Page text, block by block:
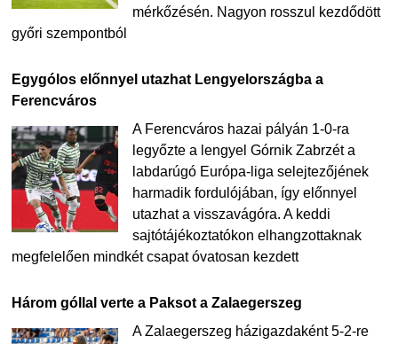
mérkőzésén. Nagyon rosszul kezdődött
győri szempontból
Egygólos előnnyel utazhat Lengyelországba a
Ferencváros
A Ferencváros hazai pályán 1-0-ra
legyőzte a lengyel Górnik Zabrzét a
labdarúgó Európa-liga selejtezőjének
harmadik fordulójában, így előnnyel
utazhat a visszavágóra. A keddi
sajtótájékoztatókon elhangzottaknak
megfelelően mindkét csapat óvatosan kezdett
Három góllal verte a Paksot a Zalaegerszeg
A Zalaegerszeg házigazdaként 5-2-re